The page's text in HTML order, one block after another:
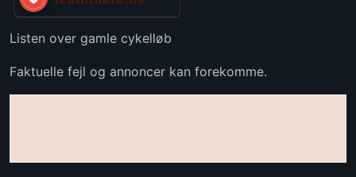
Listen over gamle cykelløb
Faktuelle fejl og annoncer kan forekomme.